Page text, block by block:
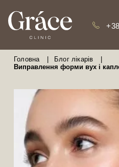
Головна Блог лікарів
Виправлення форми вух і